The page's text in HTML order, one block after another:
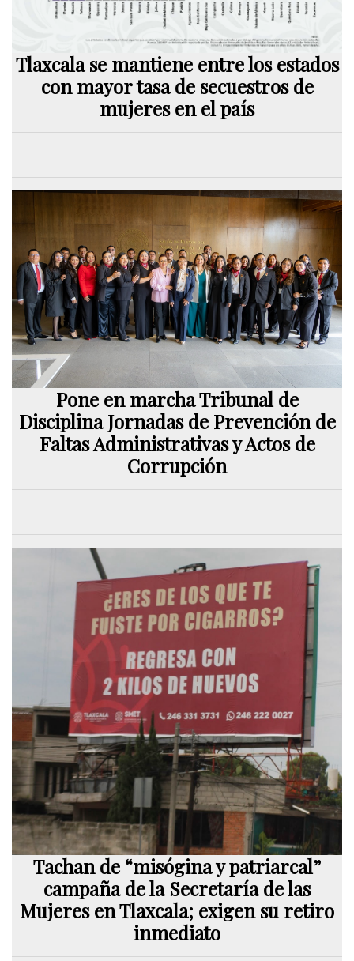
Tlaxcala se mantiene entre los estados
con mayor tasa de secuestros de
mujeres en el país
Pone en marcha Tribunal de
Disciplina Jornadas de Prevención de
Faltas Administrativas y Actos de
Corrupción
Tachan de “misógina y patriarcal”
campaña de la Secretaría de las
Mujeres en Tlaxcala; exigen su retiro
inmediato